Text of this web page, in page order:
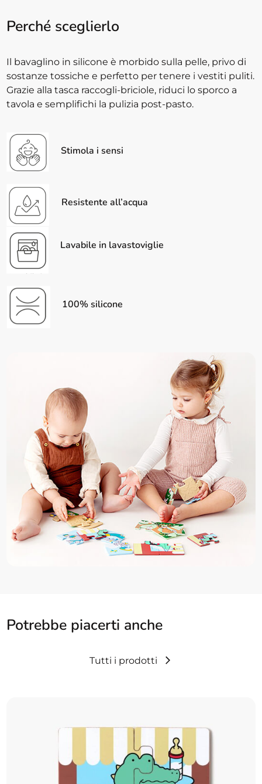
Perché sceglierlo
Il bavaglino in silicone è morbido sulla pelle, privo di
sostanze tossiche e perfetto per tenere i vestiti puliti.
Grazie alla tasca raccogli-briciole, riduci lo sporco a
tavola e semplifichi la pulizia post-pasto.
Stimola i sensi
Resistente all’acqua
Lavabile in lavastoviglie
100% silicone
Potrebbe piacerti anche
Tutti i prodotti